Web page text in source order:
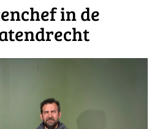
in de